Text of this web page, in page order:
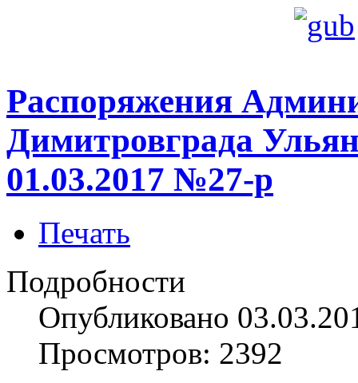
Распоряжения
Димитровграда
01.03.2017 №27-р
Печать
Подробности
Опубликовано
Просмотров: 2392